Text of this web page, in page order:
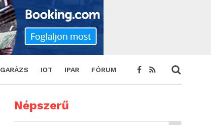
GARÁZS IOT IPAR FÓRUM
Népszerű